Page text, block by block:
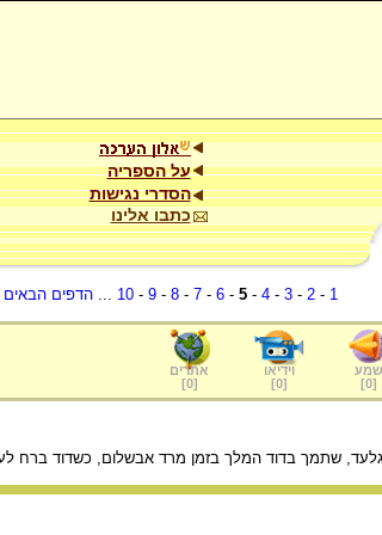
על הספריה
הסדרי נגישות
כתבו אלינו
1
-
2
-
3
-
4
-
5
-
6
-
7
-
8
-
9
-
10
...הדפים הבאים
שמע
[
0
]
וידיאו
[
0
]
אתרים
[
0
]
שתמך בדוד המלך בזמן מרד אבשלום, כשדוד ברח